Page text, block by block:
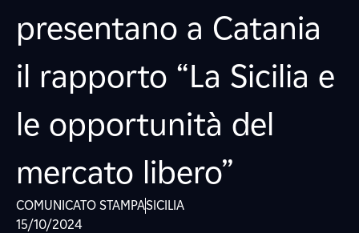
presentano a Catania
il rapporto “La Sicilia e
le opportunità del
mercato libero”
COMUNICATO STAMPASICILIA
15/10/2024